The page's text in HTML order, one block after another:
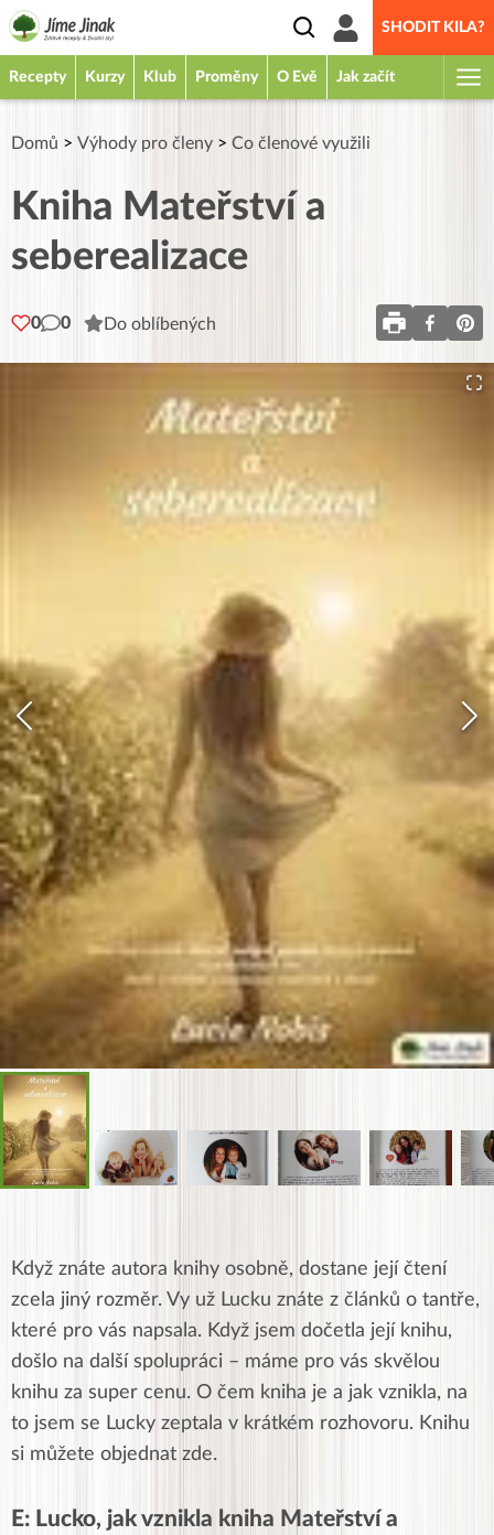
SHODIT KILA?
Recepty Kurzy Klub Proměny O Evě Jak začít
Domů > Výhody pro členy > Co členové využili
Kniha Mateřství a
seberealizace
0 0 Do oblíbených
Když znáte autora knihy osobně, dostane její čtení
zcela jiný rozměr. Vy už Lucku znáte z článků o tantře,
které pro vás napsala. Když jsem dočetla její knihu,
došlo na další spolupráci – máme pro vás skvělou
knihu za super cenu. O čem kniha je a jak vznikla, na
to jsem se Lucky zeptala v krátkém rozhovoru. Knihu
si můžete objednat zde.
E: Lucko, jak vznikla kniha Mateřství a